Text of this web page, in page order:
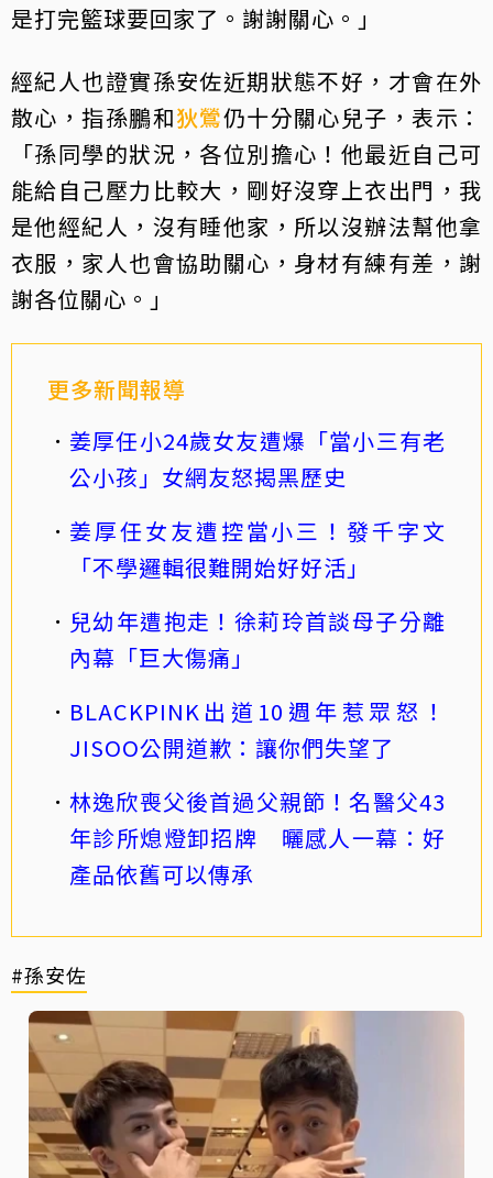
是打完籃球要回家了。謝謝關心。」
經紀人也證實孫安佐近期狀態不好，才會在外
散心，指孫鵬和狄鶯仍十分關心兒子，表示：
「孫同學的狀況，各位別擔心！他最近自己可
能給自己壓力比較大，剛好沒穿上衣出門，我
是他經紀人，沒有睡他家，所以沒辦法幫他拿
衣服，家人也會協助關心，身材有練有差，謝
謝各位關心。」
更多新聞報導
姜厚任小24歲女友遭爆「當小三有老
公小孩」女網友怒揭黑歷史
姜厚任女友遭控當小三！發千字文
「不學邏輯很難開始好好活」
兒幼年遭抱走！徐莉玲首談母子分離
內幕「巨大傷痛」
BLACKPINK出道10週年惹眾怒！
JISOO公開道歉：讓你們失望了
林逸欣喪父後首過父親節！名醫父43
年診所熄燈卸招牌 曬感人一幕：好
產品依舊可以傳承
#孫安佐